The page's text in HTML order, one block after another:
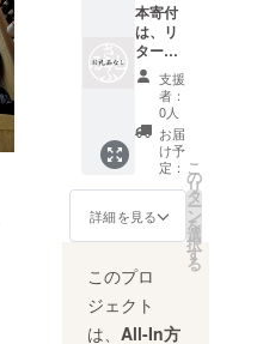
本寄付
は、リ
ターン
の無い
寄付と
なりま
す。
支援
者：
0人
お届
け予
定：
詳細を見る
こ
の
リ
タ
ー
ン
を
選
択
す
る
このプロ
ジェクト
は、 All-In方